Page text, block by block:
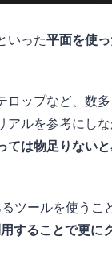
いった平面を使
ロップなど、数
ルを参考にし
ては物足りない
ツールを使うこ
することで更に